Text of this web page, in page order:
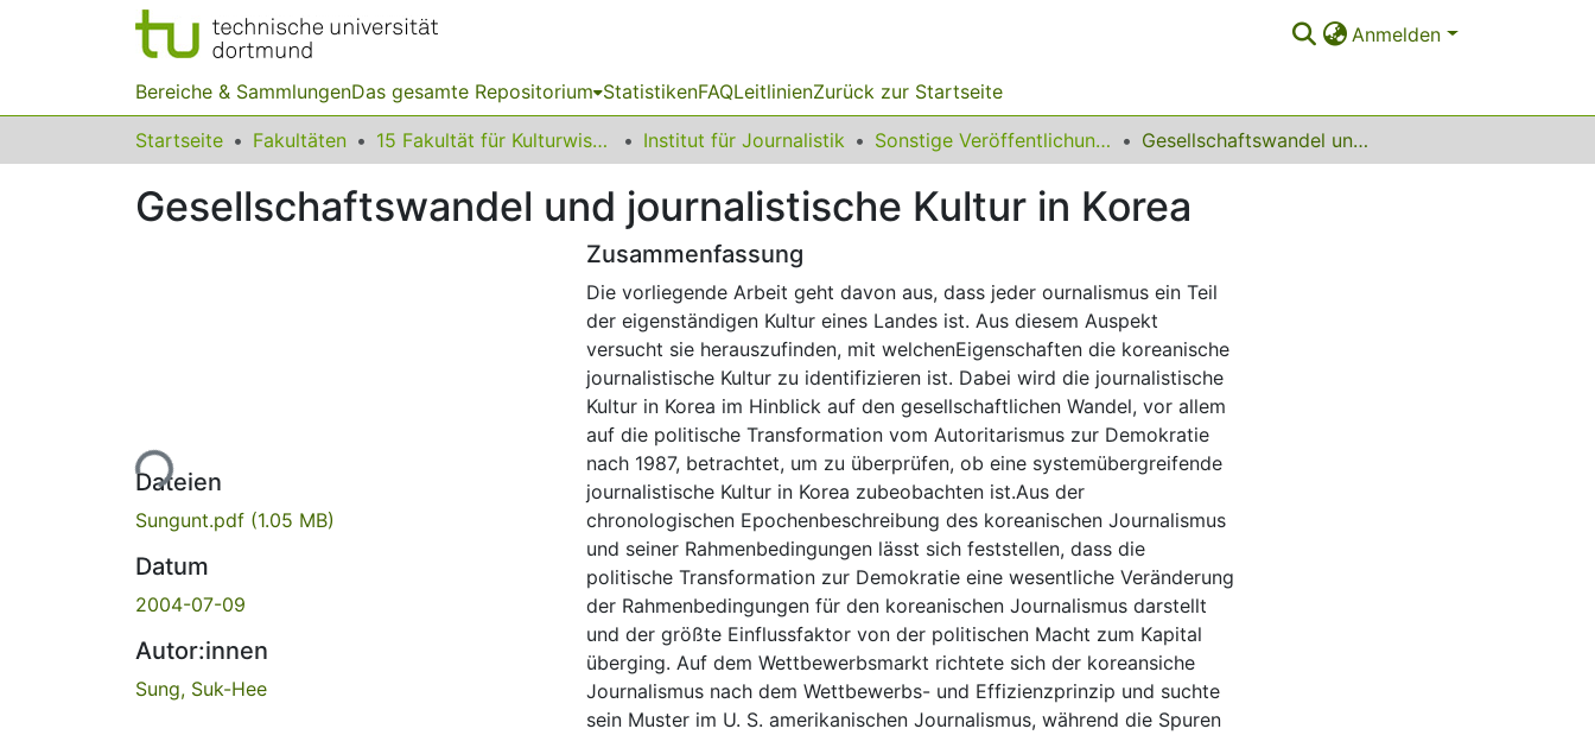
Anmelden
Bereiche & SammlungenDas gesamte Repositorium StatistikenFAQLeitlinienZurück zur Startseite
Startseite Fakultäten 15 Fakultät für Kulturwissenschaften Institut für Journalistik Sonstige Veröffentlichungen Gesellschaftswandel und journalistische Kultur in Korea
Gesellschaftswandel und journalistische Kultur in Korea
Lade...
Dateien
Sungunt.pdf (1.05 MB)
Datum
2004-07-09
Autor:innen
Sung, Suk-Hee
Zusammenfassung
Die vorliegende Arbeit geht davon aus, dass jeder ournalismus ein Teil
der eigenständigen Kultur eines Landes ist. Aus diesem Auspekt
versucht sie herauszufinden, mit welchenEigenschaften die koreanische
journalistische Kultur zu identifizieren ist. Dabei wird die journalistische
Kultur in Korea im Hinblick auf den gesellschaftlichen Wandel, vor allem
auf die politische Transformation vom Autoritarismus zur Demokratie
nach 1987, betrachtet, um zu überprüfen, ob eine systemübergreifende
journalistische Kultur in Korea zubeobachten ist.Aus der
chronologischen Epochenbeschreibung des koreanischen Journalismus
und seiner Rahmenbedingungen lässt sich feststellen, dass die
politische Transformation zur Demokratie eine wesentliche Veränderung
der Rahmenbedingungen für den koreanischen Journalismus darstellt
und der größte Einflussfaktor von der politischen Macht zum Kapital
überging. Auf dem Wettbewerbsmarkt richtete sich der koreansiche
Journalismus nach dem Wettbewerbs- und Effizienzprinzip und suchte
sein Muster im U. S. amerikanischen Journalismus, während die Spuren